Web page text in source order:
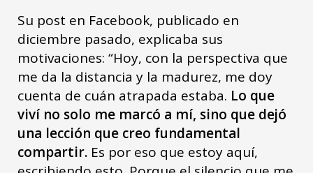
Su post en Facebook, publicado en
diciembre pasado, explicaba sus
motivaciones: “Hoy, con la perspectiva que
me da la distancia y la madurez, me doy
cuenta de cuán atrapada estaba. Lo que
viví no solo me marcó a mí, sino que dejó
una lección que creo fundamental
compartir. Es por eso que estoy aquí,